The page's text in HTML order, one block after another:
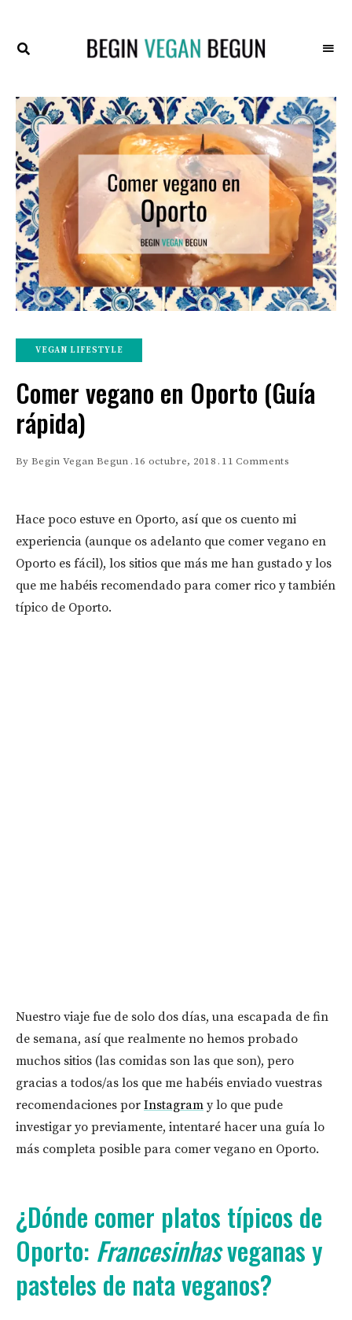
VEGAN
BEGUN
VEGAN LIFESTYLE
Comer vegano en Oporto (Guía
rápida)
By Begin Vegan Begun 16 octubre, 2018 11 Comments
Hace poco estuve en Oporto, así que os cuento mi
experiencia (aunque os adelanto que comer vegano en
Oporto es fácil), los sitios que más me han gustado y los
que me habéis recomendado para comer rico y también
típico de Oporto.
Nuestro viaje fue de solo dos días, una escapada de fin
de semana, así que realmente no hemos probado
muchos sitios (las comidas son las que son), pero
gracias a todos/as los que me habéis enviado vuestras
recomendaciones por Instagram y lo que pude
investigar yo previamente, intentaré hacer una guía lo
más completa posible para comer vegano en Oporto.
¿Dónde comer platos típicos de
Oporto: Francesinhasveganas y
pasteles de nata veganos?